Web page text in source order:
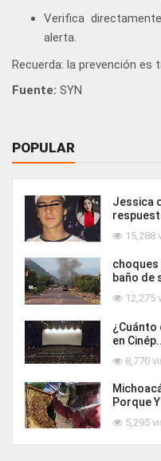
Verifica
alerta.
Recuerda: la prevención es
Fuente: SYN
POPULAR
Jessica
15,288
choques
baño de
12,275
¿Cuánto
en
8,770
Porque
5,295